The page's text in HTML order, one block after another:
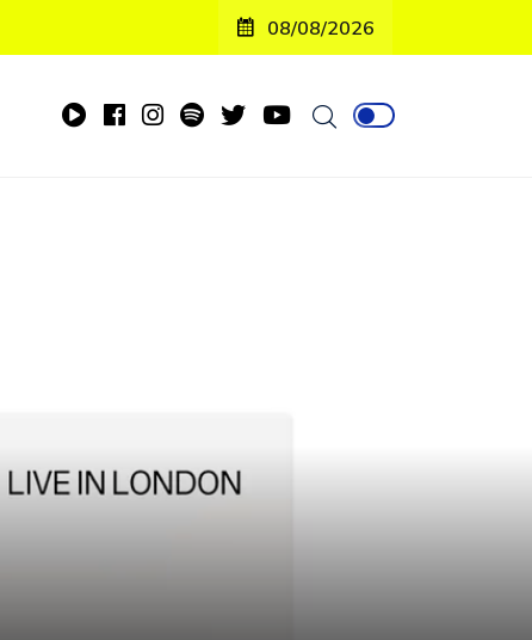
08/08/2026